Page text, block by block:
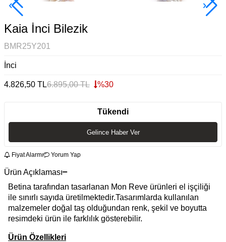
2+ Ürüne +%10
Kaia İnci Bilezik
BMR25Y201
İnci
4.826,50 TL6.895,00TL %30
Tükendi
Gelince Haber Ver
Fiyat Alarmı Yorum Yap
Ürün Açıklaması
Betina tarafından tasarlanan Mon Reve ürünleri el işçiliği
ile sınırlı sayıda üretilmektedir.Tasarımlarda kullanılan
malzemeler doğal taş olduğundan renk, şekil ve boyutta
resimdeki ürün ile farklılık gösterebilir.
Ürün Özellikleri